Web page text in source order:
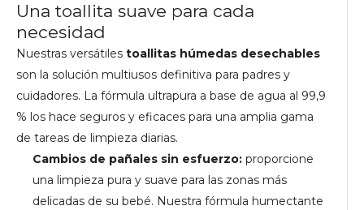
Una toallita suave para cada
necesidad
Nuestras versátiles toallitas húmedas desechables
son la solución multiusos definitiva para padres y
cuidadores. La fórmula ultrapura a base de agua al 99,9
% los hace seguros y eficaces para una amplia gama
de tareas de limpieza diarias.
Cambios de pañales sin esfuerzo: proporcione
una limpieza pura y suave para las zonas más
delicadas de su bebé. Nuestra fórmula humectante